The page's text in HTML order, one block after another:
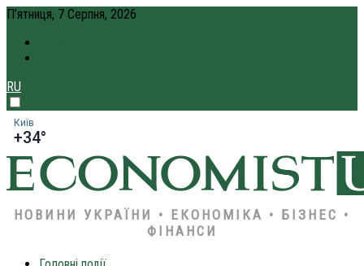
П’ятниця, 7 Серпня, 2026
RU
Київ
+34°
НОВИНИ УКРАЇНИ • ЕКОНОМІКА • БІЗНЕС •
ФІНАНСИ